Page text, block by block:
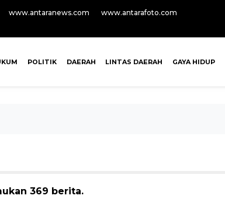
www.antaranews.com www.antarafoto.com
POLITIK DAERAH LINTAS DAERAH GAYA HIDUP
369 berita.